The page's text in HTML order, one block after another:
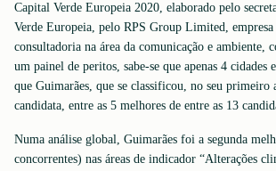
Capital Verde Europeia 2020, elaborado pelo
Verde Europeia, pelo RPS Group Limited, empresa
consultadoria na área da comunicação e ambiente,
um painel de peritos, sabe-se que apenas 4 cidades
que Guimarães, que se classificou, no seu primeiro
candidata, entre as 5 melhores de entre as 13
Numa análise global, Guimarães foi a segunda
concorrentes) nas áreas de indicador “Alterações